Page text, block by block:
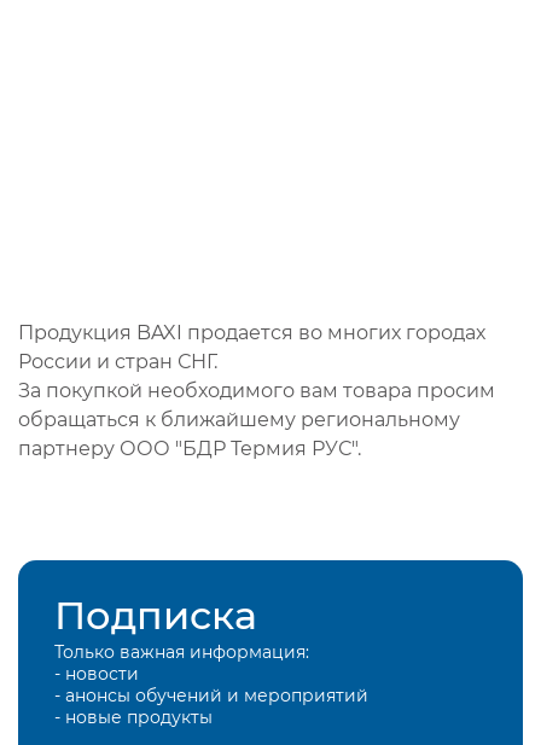
Продукция BAXI продается во многих городах
России и стран СНГ.
За покупкой необходимого вам товара просим
обращаться к ближайшему региональному
партнеру ООО "БДР Термия РУС".
Подписка
Только важная информация:
- новости
- анонсы обучений и мероприятий
- новые продукты